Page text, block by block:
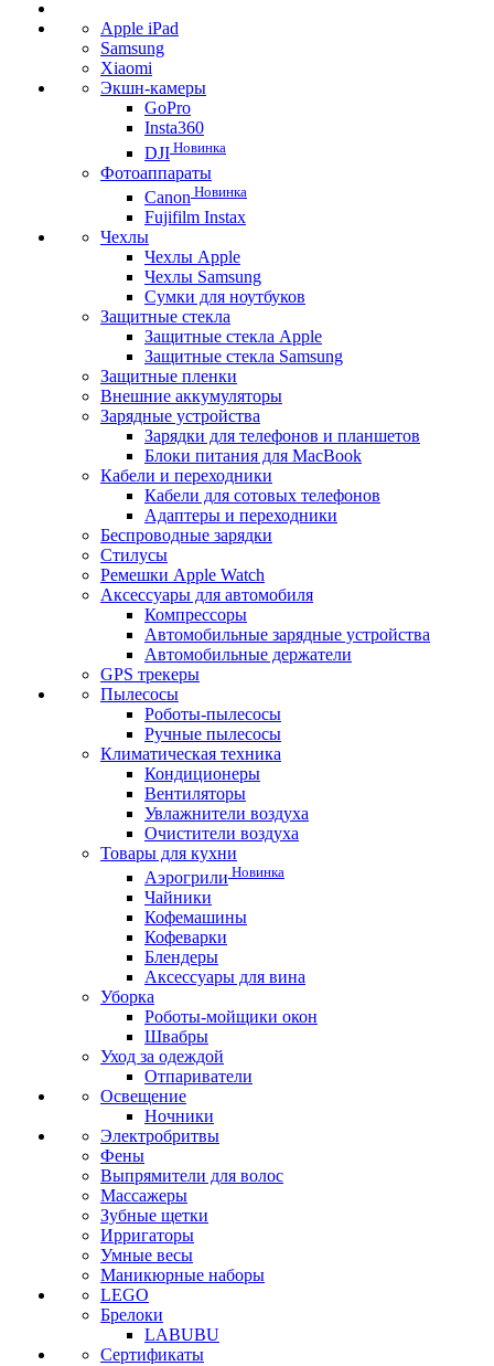
Apple iPad
Samsung
Xiaomi
Экшн-камеры
GoPro
Insta360
DJI Новинка
Фотоаппараты
Canon Новинка
Fujifilm Instax
Чехлы
Чехлы Apple
Чехлы Samsung
Сумки для ноутбуков
Защитные стекла
Защитные стекла Apple
Защитные стекла Samsung
Защитные пленки
Внешние аккумуляторы
Зарядные устройства
Зарядки для телефонов и планшетов
Блоки питания для MacBook
Кабели и переходники
Кабели для сотовых телефонов
Адаптеры и переходники
Беспроводные зарядки
Стилусы
Ремешки Apple Watch
Аксессуары для автомобиля
Компрессоры
Автомобильные зарядные устройства
Автомобильные держатели
GPS трекеры
Пылесосы
Роботы-пылесосы
Ручные пылесосы
Климатическая техника
Кондиционеры
Вентиляторы
Увлажнители воздуха
Очистители воздуха
Товары для кухни
Аэрогрили Новинка
Чайники
Кофемашины
Кофеварки
Блендеры
Аксессуары для вина
Уборка
Роботы-мойщики окон
Швабры
Уход за одеждой
Отпариватели
Освещение
Ночники
Электробритвы
Фены
Выпрямители для волос
Массажеры
Зубные щетки
Ирригаторы
Умные весы
Маникюрные наборы
LEGO
Брелоки
LABUBU
Сертификаты